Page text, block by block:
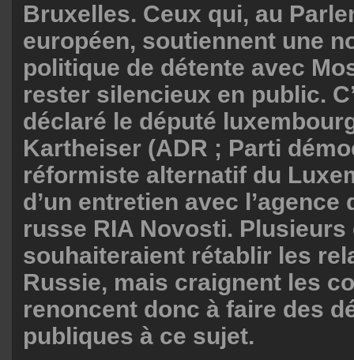
Bruxelles. Ceux qui, au
européen, soutiennent une
politique de détente avec
rester silencieux en public.
déclaré le député
Kartheiser (ADR ; Parti
réformiste alternatif du
d’un entretien avec l’agence
russe RIA Novosti.
souhaiteraient rétablir les
Russie, mais craignent les
renoncent donc à faire des
publiques à ce sujet.